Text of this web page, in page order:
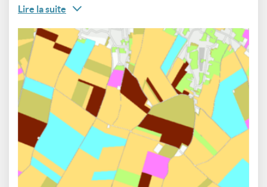
Lire la suite